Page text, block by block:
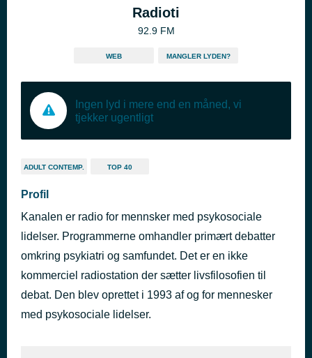
Radioti
92.9 FM
WEB MANGLER LYDEN?
Ingen lyd i mere end en måned, vi
tjekker ugentligt
ADULT CONTEMP. TOP 40
Profil
Kanalen er radio for mennsker med psykosociale
lidelser. Programmerne omhandler primært debatter
omkring psykiatri og samfundet. Det er en ikke
kommerciel radiostation der sætter livsfilosofien til
debat. Den blev oprettet i 1993 af og for mennesker
med psykosociale lidelser.